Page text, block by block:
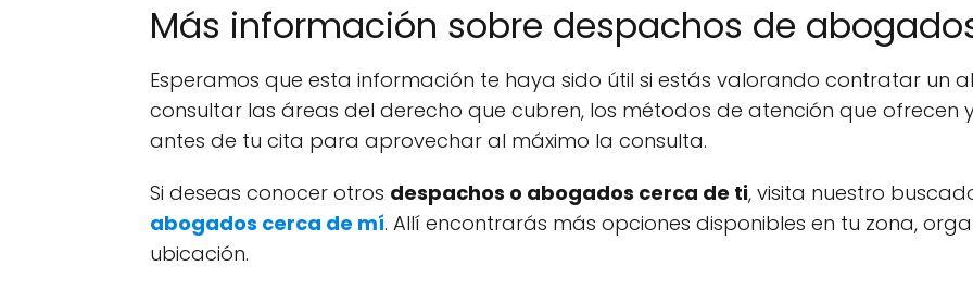
Más información sobre despachos de
Esperamos que esta información te haya sido útil si estás valorando contratar un
consultar las áreas del derecho que cubren, los métodos de atención que ofrecen
antes de tu cita para aprovechar al máximo la consulta.
Si deseas conocer otros despachos o abogados cerca de ti, visita nuestro
abogados cerca de mí. Allí encontrarás más opciones disponibles en tu zona,
ubicación.